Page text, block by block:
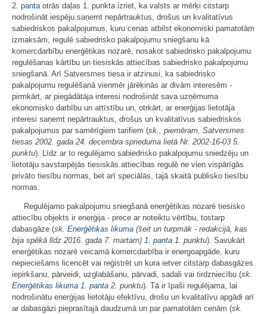
2. panta otrās daļas 1. punkta izriet, ka valsts ar mērķi citstarp
nodrošināt iespēju saņemt nepārtrauktus, drošus un kvalitatīvus
sabiedriskos pakalpojumus, kuru cenas atbilst ekonomiski pamatotām
izmaksām, regulē sabiedrisko pakalpojumu sniegšanu kā
komercdarbību enerģētikas nozarē, nosakot sabiedrisko pakalpojumu
regulēšanas kārtību un tiesiskās attiecības sabiedrisko pakalpojumu
sniegšanā. Arī Satversmes tiesa ir atzinusi, ka sabiedrisko
pakalpojumu regulēšanā vienmēr jārēķinās ar divām interesēm -
pirmkārt, ar piegādātāja interesi nodrošināt sava uzņēmuma
ekonomisko darbību un attīstību un, otrkārt, ar enerģijas lietotāja
interesi saņemt nepārtrauktus, drošus un kvalitatīvus sabiedriskos
pakalpojumus par samērīgiem tarifiem (sk., piemēram, Satversmes
tiesas 2002. gada 24. decembra sprieduma lietā Nr. 2002-16-03 5.
punktu). Līdz ar to regulējamo sabiedrisko pakalpojumu sniedzēju un
lietotāju savstarpējās tiesiskās attiecības regulē ne vien vispārīgās
privāto tiesību normas, bet arī speciālās, tajā skaitā publisko tiesību
normas.
Regulējamo pakalpojumu sniegšanā enerģētikas nozarē tiesisko
attiecību objekts ir enerģija - prece ar noteiktu vērtību, tostarp
dabasgāze (sk. Enerģētikas likuma (šeit un turpmāk - redakcijā, kas
bija spēkā līdz 2016. gada 7. martam) 1. panta 1. punktu). Savukārt
enerģētikas nozarē veicamā komercdarbība ir energoapgāde, kuru
nepieciešams licencēt vai reģistrēt un kura ietver citstarp dabasgāzes
iepirkšanu, pārveidi, uzglabāšanu, pārvadi, sadali vai tirdzniecību (sk.
Enerģētikas likuma 1. panta 2. punktu). Tā ir īpaši regulējama, lai
nodrošinātu enerģijas lietotāju efektīvu, drošu un kvalitatīvu apgādi arī
ar dabasgāzi pieprasītajā daudzumā un par pamatotām cenām (sk.